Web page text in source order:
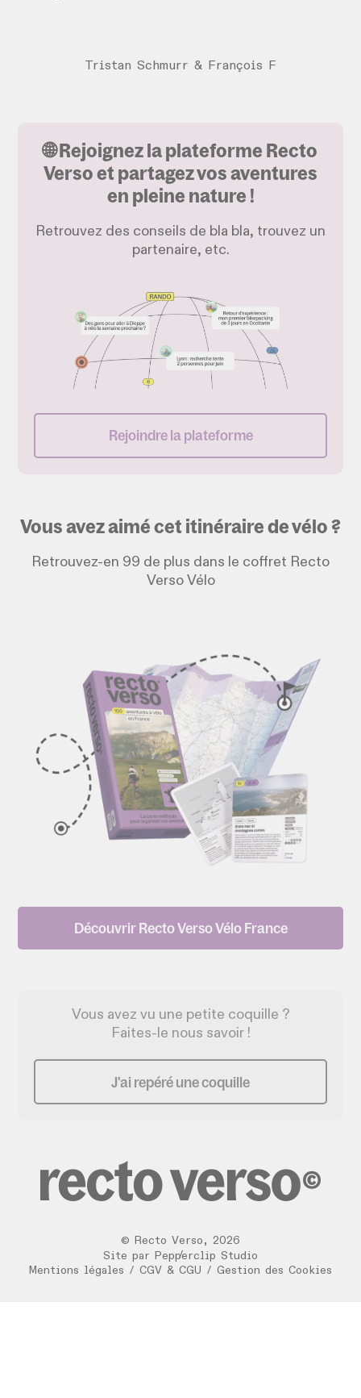
Tristan Schmurr & François F
🌐 Rejoignez la plateforme Recto
Verso et partagez vos aventures
en pleine nature !
Retrouvez des conseils de bla bla, trouvez un
partenaire, etc.
Rejoindre la plateforme
Vous avez aimé cet itinéraire de vélo ?
Retrouvez-en 99 de plus dans le coffret Recto
Verso Vélo
Découvrir Recto Verso Vélo France
Vous avez vu une petite coquille ?
Faites-le nous savoir !
J'ai repéré une coquille
© Recto Verso , 2026
/
Site par
Pepperclip Studio
Mentions légales / CGV & CGU / Gestion des Cookies